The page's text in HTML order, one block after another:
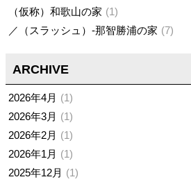
（仮称）和歌山の家
1
／（スラッシュ）-那智勝浦の家
7
ARCHIVE
2026年4月
1
2026年3月
1
2026年2月
1
2026年1月
1
2025年12月
1